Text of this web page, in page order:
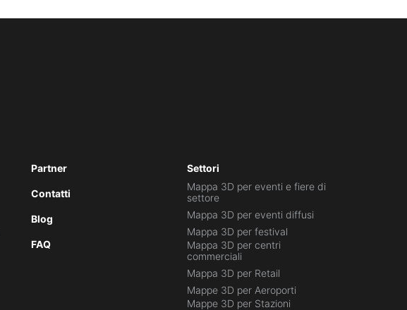
Partner
Contatti
Blog
FAQ
Settori
Mappa 3D per eventi e fiere di
settore
Mappa 3D per eventi diffusi
Mappa 3D per festival
Mappa 3D per centri
commerciali
Mappa 3D per Retail
Mappe 3D per Aeroporti
Mappe 3D per Stazioni